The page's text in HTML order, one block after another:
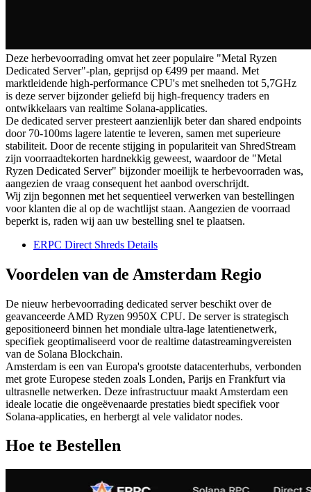
Deze herbevoorrading omvat het zeer populaire "Metal Ryzen
Dedicated Server"-plan, geprijsd op €499 per maand. Met
marktleidende high-performance CPU's met snelheden tot 5,7GHz
is deze server bijzonder geliefd bij high-frequency traders en
ontwikkelaars van realtime Solana-applicaties.
De dedicated server presteert aanzienlijk beter dan shared endpoints
door 70-100ms lagere latentie te leveren, samen met superieure
stabiliteit. Door de recente stijging in populariteit van ShredStream
zijn voorraadtekorten hardnekkig geweest, waardoor de "Metal
Ryzen Dedicated Server" bijzonder moeilijk te herbevoorraden was,
aangezien de vraag consequent het aanbod overschrijdt.
Wij zijn begonnen met het sequentieel verwerken van bestellingen
voor klanten die al op de wachtlijst staan. Aangezien de voorraad
beperkt is, raden wij aan uw bestelling snel te plaatsen.
ERPC Direct Shreds Details
Voordelen van de Amsterdam Regio
De nieuw herbevoorrading dedicated server beschikt over de
geavanceerde AMD Ryzen 9950X CPU. De server is strategisch
gepositioneerd binnen het mondiale ultra-lage latentienetwerk,
specifiek geoptimaliseerd voor de realtime datastreamingvereisten
van de Solana Blockchain.
Amsterdam is een van Europa's grootste datacenterhubs, verbonden
met grote Europese steden zoals Londen, Parijs en Frankfurt via
ultrasnelle netwerken. Deze infrastructuur maakt Amsterdam een
ideale locatie die ongeëvenaarde prestaties biedt specifiek voor
Solana-applicaties, en herbergt al vele validator nodes.
Hoe te Bestellen